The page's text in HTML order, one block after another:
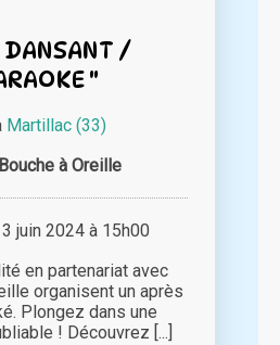
DANSANT /
"
Martillac (33)
à Oreille
juin 2024 à 15h00
en partenariat avec
organisent un après
Plongez dans une
! Découvrez [...]